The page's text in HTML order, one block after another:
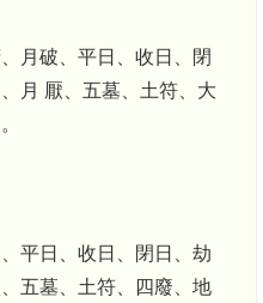
月破、平日、收日、閉
月 厭、五墓、土符、大
平日、收日、閉日、劫
五墓、土符、四廢、地